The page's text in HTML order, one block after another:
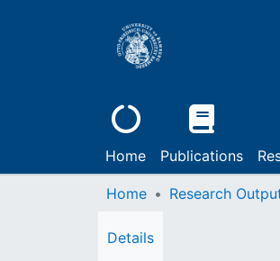
Home Publications
Home Research
Details